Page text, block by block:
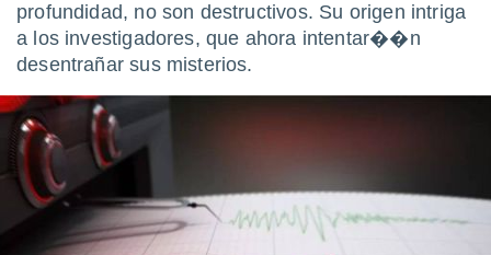
y
forma
digital
basada
permite
seguir
profundidad, no son destructivos. Su origen intriga
a los investigadores, que ahora intentar��n
desentrañar sus misterios.